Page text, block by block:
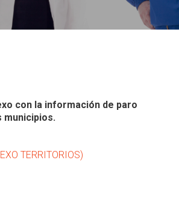
con la información de paro
municipios.
TERRITORIOS)